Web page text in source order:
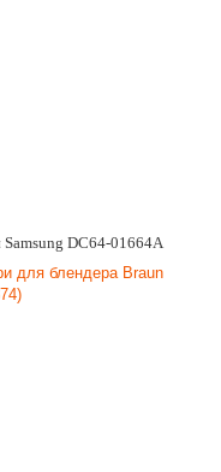
DC64-01664A